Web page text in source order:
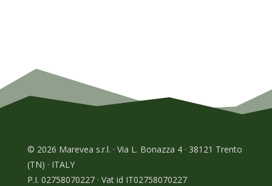
© 2026 Marevea s.r.l. · Via L. Bonazza 4 · 38121 Trento
(TN) · ITALY
P.I. 02758070227 · Vat id IT02758070227